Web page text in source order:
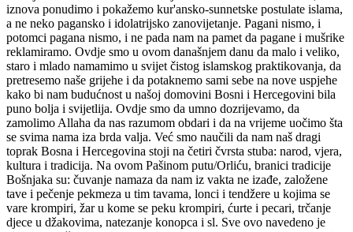
kultura i tradicija. Na ovom Pašinom putu/Orliću, branici tradicije
Bošnjaka su: čuvanje namaza da nam iz vakta ne izađe, založene
tave i pečenje pekmeza u tim tavama, lonci i tendžere u kojima se
vare krompiri, žar u kome se peku krompiri, ćurte i pecari, trčanje
djece u džakovima, natezanje konopca i sl. Sve ovo navedeno je
okosnica našeg okupljanja ovdje, ali i u svim mjestima povratka. A
srčika okupljanja na Pašinom putu/Orliću je da vječno sa našim
bošnjačkim porodicama ostanemo u ita'atu (pokornosti) Bogu
Dragome. Samo tako i nikako drugačije!